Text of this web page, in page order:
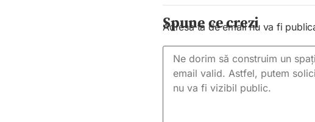
Spune ce crezi
Adresa ta de email nu va fi